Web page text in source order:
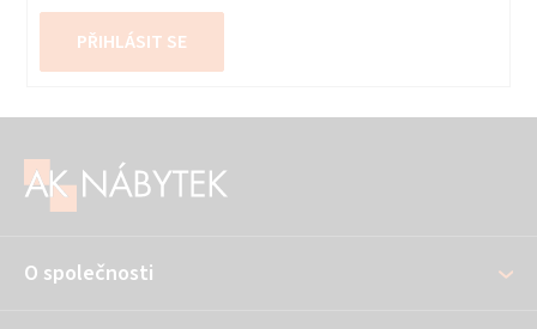
PŘIHLÁSIT SE
O společnosti